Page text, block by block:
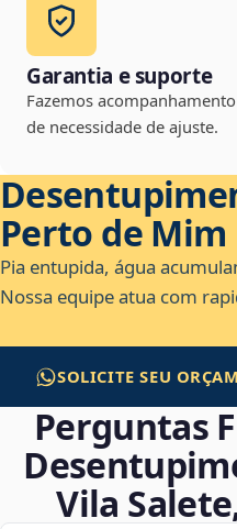
Garantia e suporte
Fazemos
de necessidade de ajuste.
Perto de Mim
Pia entupida, água
Nossa equipe atua com
SOLICITE SEU
Perguntas
Vila